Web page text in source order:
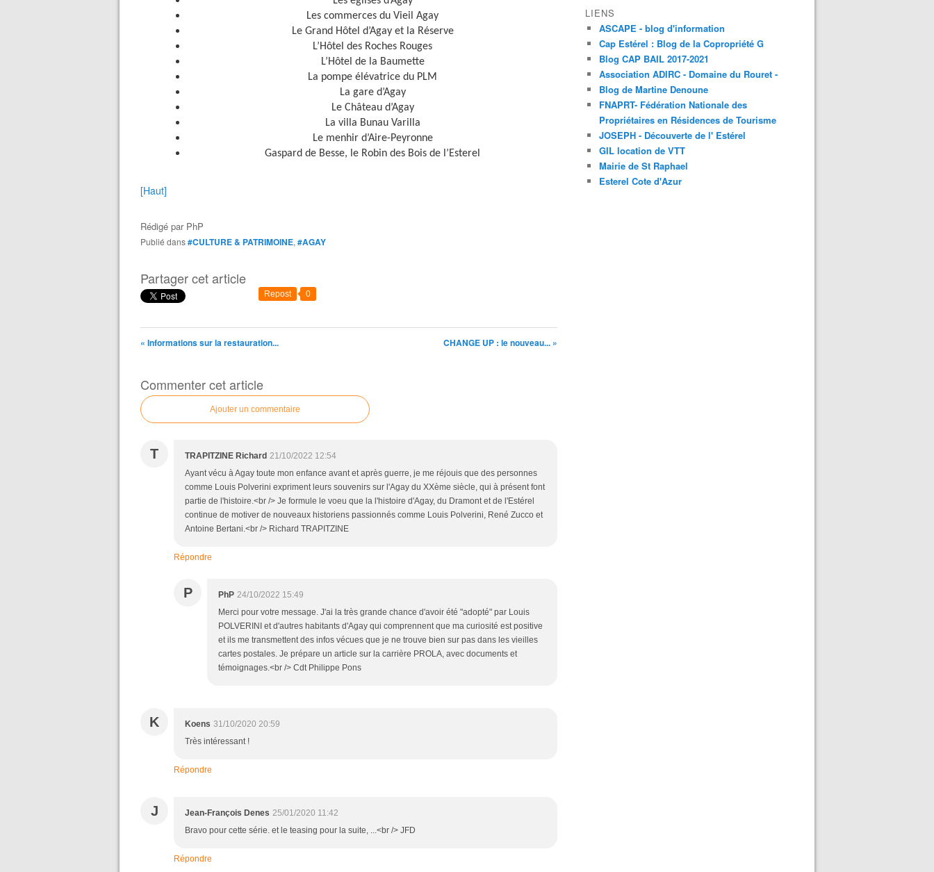
Les commerces du Vieil Agay
Le Grand Hôtel d’Agay et la Réserve
L’Hôtel des Roches Rouges
L’Hôtel de la Baumette
La pompe élévatrice du PLM
La gare d’Agay
Le Château d’Agay
La villa Bunau Varilla
Le menhir d’Aire-Peyronne
Gaspard de Besse, le Robin des Bois de l’Esterel
[Haut]
Rédigé par PhP
Publié dans#CULTURE & PATRIMOINE, #AGAY
Partager cet article
Repost 0
« Informations sur la restauration... CHANGE UP : le nouveau... »
Commenter cet article
Ajouter un commentaire
T TRAPITZINE Richard 21/10/2022 12:54
Ayant vécu à Agay toute mon enfance avant et après guerre, je me réjouis que des personnes
comme Louis Polverini expriment leurs souvenirs sur l'Agay du XXème siècle, qui à présent font
partie de l'histoire.<br /> Je formule le voeu que la l'histoire d'Agay, du Dramont et de l'Estérel
continue de motiver de nouveaux historiens passionnés comme Louis Polverini, René Zucco et
Antoine Bertani.<br /> Richard TRAPITZINE
Répondre
P PhP 24/10/2022 15:49
Merci pour votre message. J'ai la très grande chance d'avoir été "adopté" par Louis
POLVERINI et d'autres habitants d'Agay qui comprennent que ma curiosité est positive
et ils me transmettent des infos vécues que je ne trouve bien sur pas dans les vieilles
cartes postales. Je prépare un article sur la carrière PROLA, avec documents et
témoignages.<br /> Cdt Philippe Pons
K Koens 31/10/2020 20:59
Très intéressant !
Répondre
J Jean-François Denes 25/01/2020 11:42
Bravo pour cette série. et le teasing pour la suite, ...<br /> JFD
Répondre
LIENS
ASCAPE - blog d'information
Cap Estérel : Blog de la Copropriété G
Blog CAP BAIL 2017-2021
Association ADIRC - Domaine du Rouret -
Blog de Martine Denoune
FNAPRT- Fédération Nationale des
Propriétaires en Résidences de Tourisme
JOSEPH - Découverte de l' Estérel
GIL location de VTT
Mairie de St Raphael
Esterel Cote d'Azur